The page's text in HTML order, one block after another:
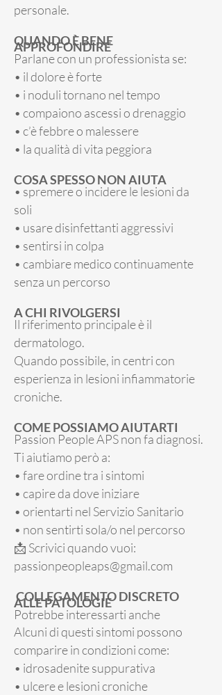
personale.
QUANDO È BENE
APPROFONDIRE
Parlane con un professionista se:
• il dolore è forte
• i noduli tornano nel tempo
• compaiono ascessi o drenaggio
• c’è febbre o malessere
• la qualità di vita peggiora
COSA SPESSO NON AIUTA
• spremere o incidere le lesioni da
soli
• usare disinfettanti aggressivi
• sentirsi in colpa
• cambiare medico continuamente
senza un percorso
A CHI RIVOLGERSI
Il riferimento principale è il
dermatologo.
Quando possibile, in centri con
esperienza in lesioni infiammatorie
croniche.
COME POSSIAMO AIUTARTI
Passion People APS non fa diagnosi.
Ti aiutiamo però a:
• fare ordine tra i sintomi
• capire da dove iniziare
• orientarti nel Servizio Sanitario
• non sentirti sola/o nel percorso
📩 Scrivici quando vuoi:
passionpeopleaps@gmail.com
COLLEGAMENTO DISCRETO
ALLE PATOLOGIE
Potrebbe interessarti anche
Alcuni di questi sintomi possono
comparire in condizioni come:
• idrosadenite suppurativa
• ulcere e lesioni croniche